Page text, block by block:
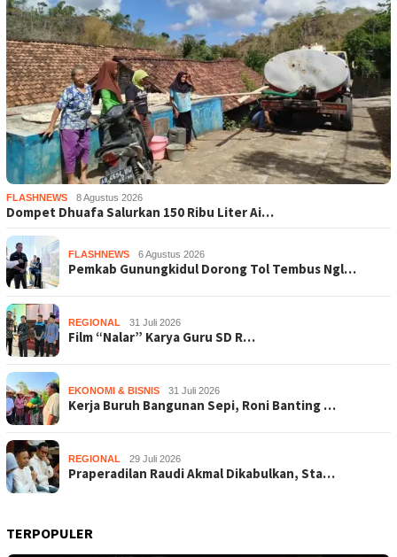
FLASHNEWS 8 Agustus 2026
Dompet Dhuafa Salurkan 150 Ribu Liter Ai…
FLASHNEWS 6 Agustus 2026
Pemkab Gunungkidul Dorong Tol Tembus Ngl…
REGIONAL 31 Juli 2026
Film “Nalar” Karya Guru SD R…
EKONOMI & BISNIS 31 Juli 2026
Kerja Buruh Bangunan Sepi, Roni Banting …
REGIONAL 29 Juli 2026
Praperadilan Raudi Akmal Dikabulkan, Sta…
TERPOPULER